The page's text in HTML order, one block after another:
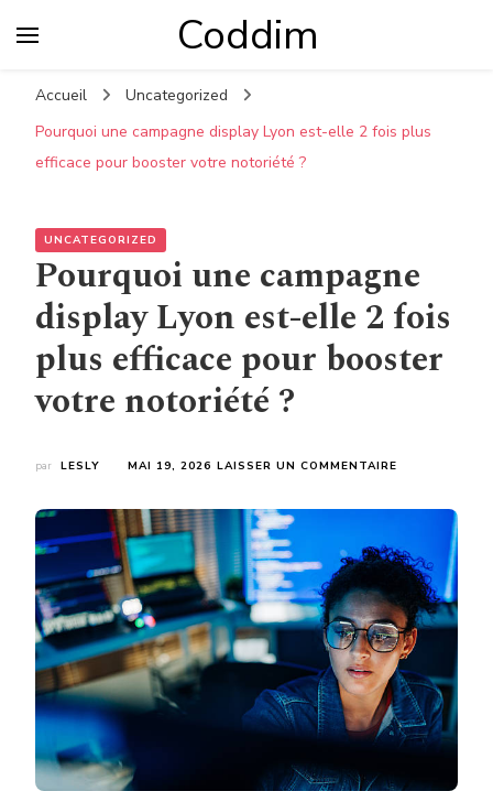
Coddim
Accueil
Uncategorized
Pourquoi une campagne display Lyon est-elle 2 fois plus
efficace pour booster votre notoriété ?
UNCATEGORIZED
Pourquoi une campagne
display Lyon est-elle 2 fois
plus efficace pour booster
votre notoriété ?
par LESLY MAI 19, 2026 LAISSER UN COMMENTAIRE
CAMPAGNE
DISPLAY
LYON
EST-
ELLE
2
FOIS
PLUS
EFFICACE
POUR
BOOSTER
VOTRE
?